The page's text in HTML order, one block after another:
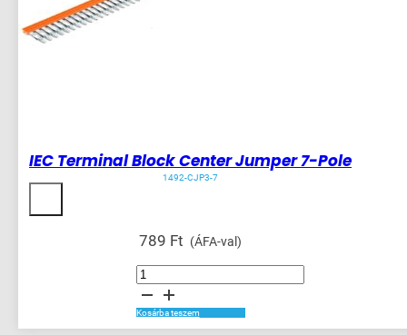
IEC Terminal Block Center Jumper 7-Pole
1492-CJP3-7
789 Ft (ÁFA-val)
IEC
Terminal
Center
Jumper
7-
Pole
Kosárba teszem